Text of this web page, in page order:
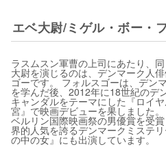
エベ大尉/ミゲル・ボー・
ラスムスン軍曹の上司にあたり、
大尉を演じるのは、デンマーク人
ゴーです。 フォルスゴーは、デン
を学んだ後、2012年に18世紀のデ
キャンダルをテーマにした『ロイ
宮』で映画デビューを果しました
ベルリン国際映画祭の男優賞を受
界的人気を誇るデンマークミステ
の中の女』にも出演しています。